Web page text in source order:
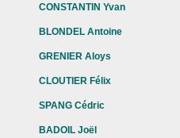
CONSTANTIN Yvan
BLONDEL Antoine
GRENIER Aloys
CLOUTIER Félix
SPANG Cédric
BADOIL Joël